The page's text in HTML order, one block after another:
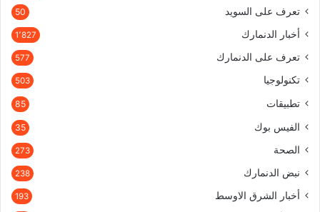
تعرف على السويد 50
أخبار الدنمارك 1٬827
تعرف على الدنمارك 577
تكنولوجيا 503
تطبيقات 85
الفيس بوك 35
الصحة 273
نبض الدنمارك 238
أخبار الشرق الاوسط 193